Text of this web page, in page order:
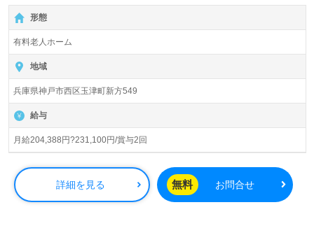
い介護を提供しています。月給は204,388円から231,100円
で、年2回の賞与もあり、経済的にも安心です。明石駅か
らのアクセスも良好で、路線バスや車通勤が可能ですので
通いやすさも魅力の一つです。
当施設では、看護助手や介護職の経験をお持ちの方を歓迎
しています。幅広い年代の職員が活躍しており、互いにサ
ポートし合いながら楽しく働く環境が整っています。研修
きるため、スキルアップを目指す方にも最適です。「ご利
用者様の笑顔を増やしたい」「資格や経験を活かしてキャ
リアアップを実現したい」といった熱意を持つ方にとっ
て、非常に働きがいのある職場です。
形態
有料老人ホーム
地域
兵庫県神戸市西区玉津町新方549
給与
月給204,388円?231,100円/賞与2回
詳細を見る 無料 お問合せ